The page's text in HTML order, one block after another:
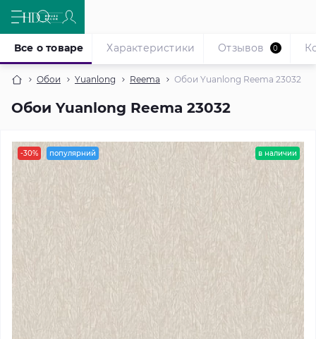
Обои Yuanlong Reema Обои Yuanlong Reema 23032
Обои Yuanlong Reema 23032
Все о товаре Характеристики Отзывов 0
-30% популярний в наличии